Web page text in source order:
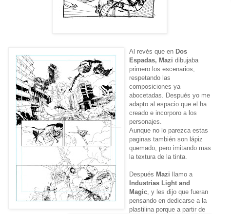
Al revés que en Dos
Espadas, Mazi dibujaba
primero los escenarios,
respetando las
composiciones ya
abocetadas. Después yo me
adapto al espacio que el ha
creado e incorporo a los
personajes.
Aunque no lo parezca estas
paginas también son lápiz
quemado, pero imitando mas
la textura de la tinta.
Después Mazi llamo a
Industrias Light and
Magic, y les dijo que fueran
pensando en dedicarse a la
plastilina porque a partir de